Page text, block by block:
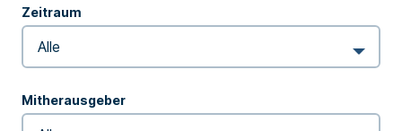
Zeitraum
Mitherausgeber